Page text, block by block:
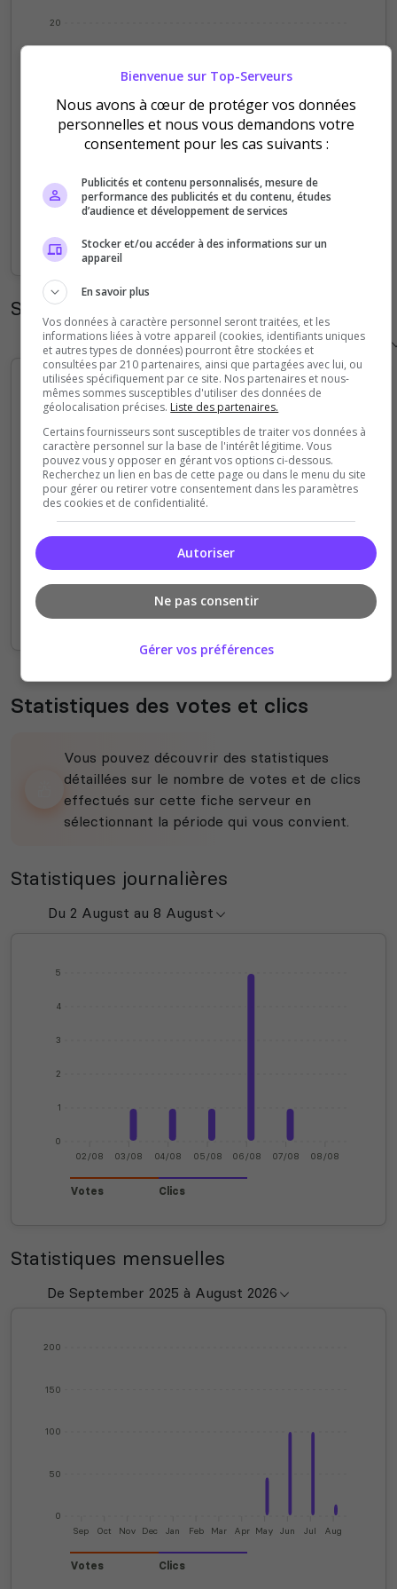
10
20
Sep Oct Nov Dec Jan Feb Mar Apr May Jun Jul Aug
Statistiques horaires
30
40
50
60
Statistiques des votes et clics
Vous pouvez découvrir des statistiques
détaillées sur le nombre de votes et de clics
effectués sur cette fiche serveur en
sélectionnant la période qui vous convient.
Statistiques journalières
0
1
2
3
4
5
02/08 03/08 04/08 05/08 06/08 07/08 08/08
Votes Clics
Statistiques mensuelles
0
50
100
150
200
Sep Oct Nov Dec Jan Feb Mar Apr May Jun Jul Aug
Votes Clics
Bienvenue sur Top-Serveurs
Nous avons à cœur de protéger vos données
personnelles et nous vous demandons votre
consentement pour les cas suivants :
Publicités et contenu personnalisés, mesure de
performance des publicités et du contenu, études
d’audience et développement de services
Stocker et/ou accéder à des informations sur un
appareil
En savoir plus
Vos données à caractère personnel seront traitées, et les
informations liées à votre appareil (cookies, identifiants uniques
et autres types de données) pourront être stockées et
consultées par 210 partenaires, ainsi que partagées avec lui, ou
utilisées spécifiquement par ce site. Nos partenaires et nous-
mêmes sommes susceptibles d'utiliser des données de
géolocalisation précises. Liste des partenaires.
Certains fournisseurs sont susceptibles de traiter vos données à
caractère personnel sur la base de l'intérêt légitime. Vous
pouvez vous y opposer en gérant vos options ci-dessous.
Recherchez un lien en bas de cette page ou dans le menu du site
pour gérer ou retirer votre consentement dans les paramètres
des cookies et de confidentialité.
Autoriser
Ne pas consentir
Gérer vos préférences